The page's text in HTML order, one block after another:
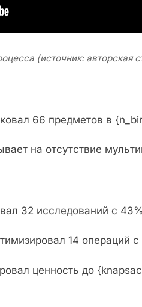
(источник: авторская
66 предметов в
на отсутствие
32 исследований с
14 операций
ценность до